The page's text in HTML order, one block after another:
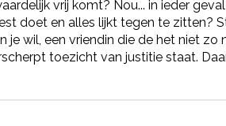
vrij komt? Nou... in ieder
doet en alles lijkt tegen te zitten?
je wil, een vriendin die de het niet
toezicht van justitie staat.